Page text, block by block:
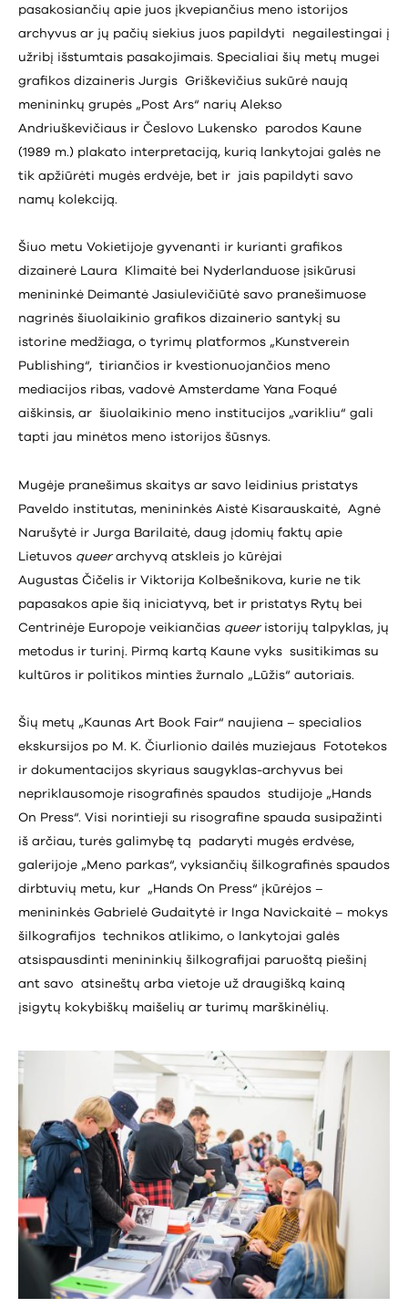
pasakosiančių apie juos įkvepiančius meno istorijos
archyvus ar jų pačių siekius juos papildyti negailestingai į
užribį išstumtais pasakojimais. Specialiai šių metų mugei
grafikos dizaineris Jurgis Griškevičius sukūrė naują
menininkų grupės „Post Ars“ narių Alekso
Andriuškevičiaus ir Česlovo Lukensko parodos Kaune
(1989 m.) plakato interpretaciją, kurią lankytojai galės ne
tik apžiūrėti mugės erdvėje, bet ir jais papildyti savo
namų kolekciją.
Šiuo metu Vokietijoje gyvenanti ir kurianti grafikos
dizainerė Laura Klimaitė bei Nyderlanduose įsikūrusi
menininkė Deimantė Jasiulevičiūtė savo pranešimuose
nagrinės šiuolaikinio grafikos dizainerio santykį su
istorine medžiaga, o tyrimų platformos „Kunstverein
Publishing“, tiriančios ir kvestionuojančios meno
mediacijos ribas, vadovė Amsterdame Yana Foqué
aiškinsis, ar šiuolaikinio meno institucijos „varikliu“ gali
tapti jau minėtos meno istorijos šūsnys.
Mugėje pranešimus skaitys ar savo leidinius pristatys
Paveldo institutas, menininkės Aistė Kisarauskaitė, Agnė
Narušytė ir Jurga Barilaitė, daug įdomių faktų apie
Lietuvos queerarchyvą atskleis jo kūrėjai
Augustas Čičelis ir Viktorija Kolbešnikova, kurie ne tik
papasakos apie šią iniciatyvą, bet ir pristatys Rytų bei
Centrinėje Europoje veikiančias queer istorijų talpyklas, jų
metodus ir turinį. Pirmą kartą Kaune vyks susitikimas su
kultūros ir politikos minties žurnalo „Lūžis“ autoriais.
Šių metų „Kaunas Art Book Fair“ naujiena – specialios
ekskursijos po M. K. Čiurlionio dailės muziejaus Fototekos
ir dokumentacijos skyriaus saugyklas-archyvus bei
nepriklausomoje risografinės spaudos studijoje „Hands
On Press“. Visi norintieji su risografine spauda susipažinti
iš arčiau, turės galimybę tą padaryti mugės erdvėse,
galerijoje „Meno parkas“, vyksiančių šilkografinės spaudos
dirbtuvių metu, kur „Hands On Press“ įkūrėjos –
menininkės Gabrielė Gudaitytė ir Inga Navickaitė – mokys
šilkografijos technikos atlikimo, o lankytojai galės
atsispausdinti menininkių šilkografijai paruoštą piešinį
ant savo atsineštų arba vietoje už draugišką kainą
įsigytų kokybiškų maišelių ar turimų marškinėlių.